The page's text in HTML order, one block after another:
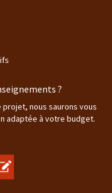
?
nous saurons vous
adaptée à votre budget.